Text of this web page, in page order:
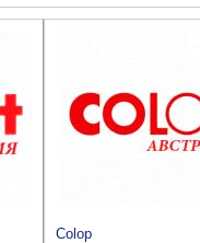
Colop